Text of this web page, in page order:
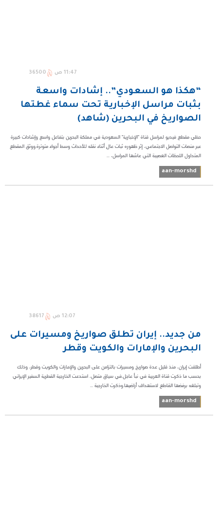
11:47 ص 36500
“هكذا هو السعودي”.. إشادات واسعة
بثبات مراسل الإخبارية تحت سماء غطتها
الصواريخ في البحرين (شاهد)
حظي مقطع فيديو لمراسل قناة "الإخبارية" السعودية في مملكة البحرين بتفاعل واسع وإشادات كبيرة
عبر منصات التواصل الاجتماعي، إثر ظهوره ثبات عالٍ أثناء نقله للأحداث وسط أجواء متوترة.ووثق المقطع
المتداول اللحظات العصيبة التي عاشها المراسل، ...
aan-morshd
12:07 ص 38617
من جديد.. إيران تطلق صواريخ ومسيرات على
البحرين والإمارات والكويت وقطر
أطلقت إيران، منذ قليل عدة صواريخ ومسيرات بالتزامن على البحرين والإمارات والكويت وقطر، وذلك
بحسب ما ذكرت قناة العربية في نبأ عاجل.في سياق متصل، استدعت الخارجية القطرية السفير الإيراني
وتبلغه برفضها القاطع لاستهداف أراضيها.وذكرت الخارجية ...
aan-morshd